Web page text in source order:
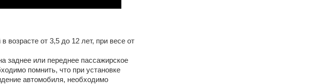
возрасте от 3,5 до 12 лет, при весе от
заднее или переднее пассажирское
помнить, что при установке
автомобиля, необходимо